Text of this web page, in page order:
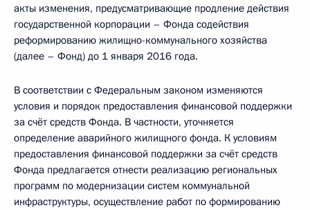
акты изменения, предусматривающие продление действия
государственной корпорации – Фонда содействия
реформированию жилищно-коммунального хозяйства
(далее – Фонд) до 1 января 2016 года.
В соответствии с Федеральным законом изменяются
условия и порядок предоставления финансовой поддержки
за счёт средств Фонда. В частности, уточняется
определение аварийного жилищного фонда. К условиям
предоставления финансовой поддержки за счёт средств
Фонда предлагается отнести реализацию региональных
программ по модернизации систем коммунальной
инфраструктуры, осуществление работ по формированию